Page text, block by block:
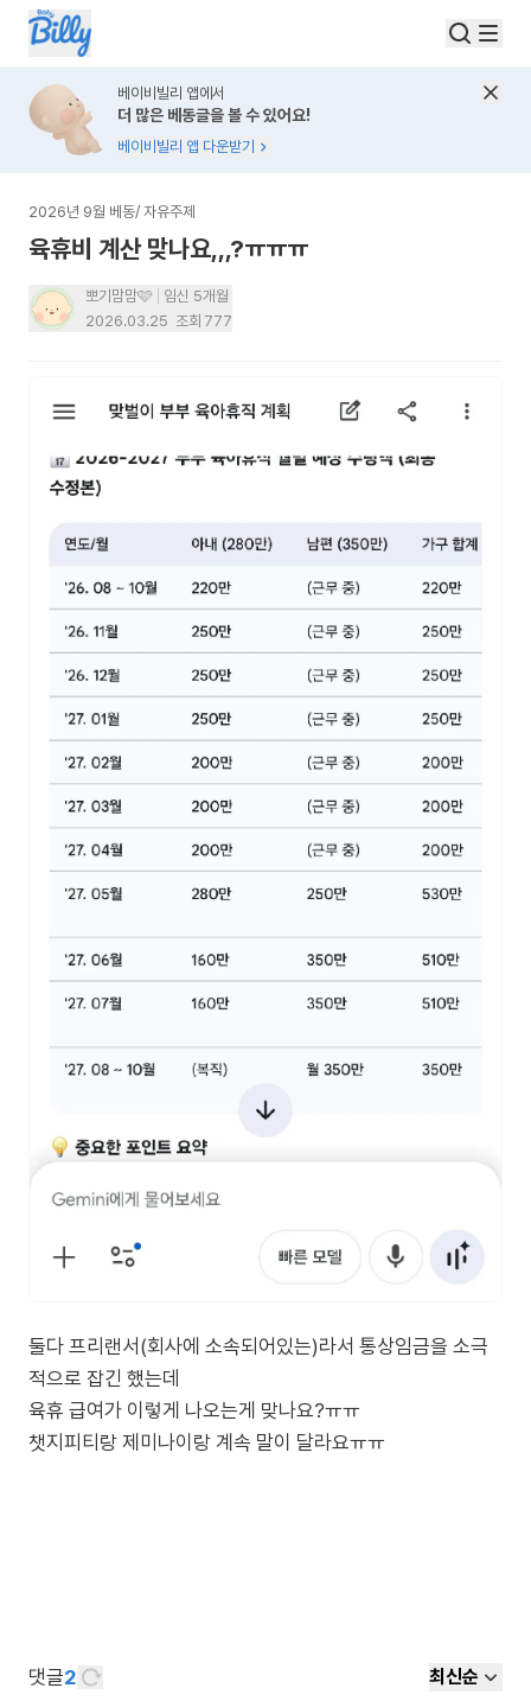
베이비빌리 앱에서
더 많은 베동글을 볼 수 있어요!
베이비빌리 앱 다운받기
2026년 9월 베동/ 자유주제
육휴비 계산 맞나요,,,?ㅠㅠㅠ
뽀기맘맘🩷
임신 5개월
2026.03.25 조회 777
둘다 프리랜서(회사에 소속되어있는)라서 통상임금을 소극
적으로 잡긴 했는데
육휴 급여가 이렇게 나오는게 맞나요?ㅠㅠ
챗지피티랑 제미나이랑 계속 말이 달라요ㅠㅠ
댓글2 최신순